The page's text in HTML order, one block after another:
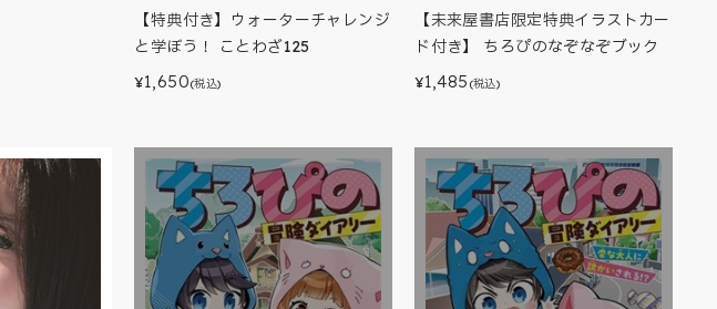
【特典付き】ウォーターチャレンジ
と学ぼう！ ことわざ125
¥1,650(税込)
【未来屋書店限定特典イラストカー
ド付き】 ちろぴのなぞなぞブック
¥1,485 (税込)